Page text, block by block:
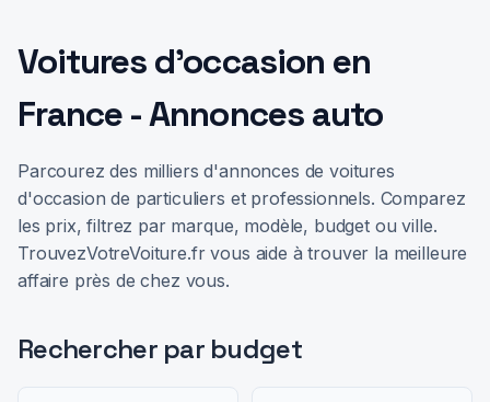
Voitures d'occasion en
France - Annonces auto
Parcourez des milliers d'annonces de voitures
d'occasion de particuliers et professionnels. Comparez
les prix, filtrez par marque, modèle, budget ou ville.
TrouvezVotreVoiture.fr vous aide à trouver la meilleure
affaire près de chez vous.
Rechercher par budget